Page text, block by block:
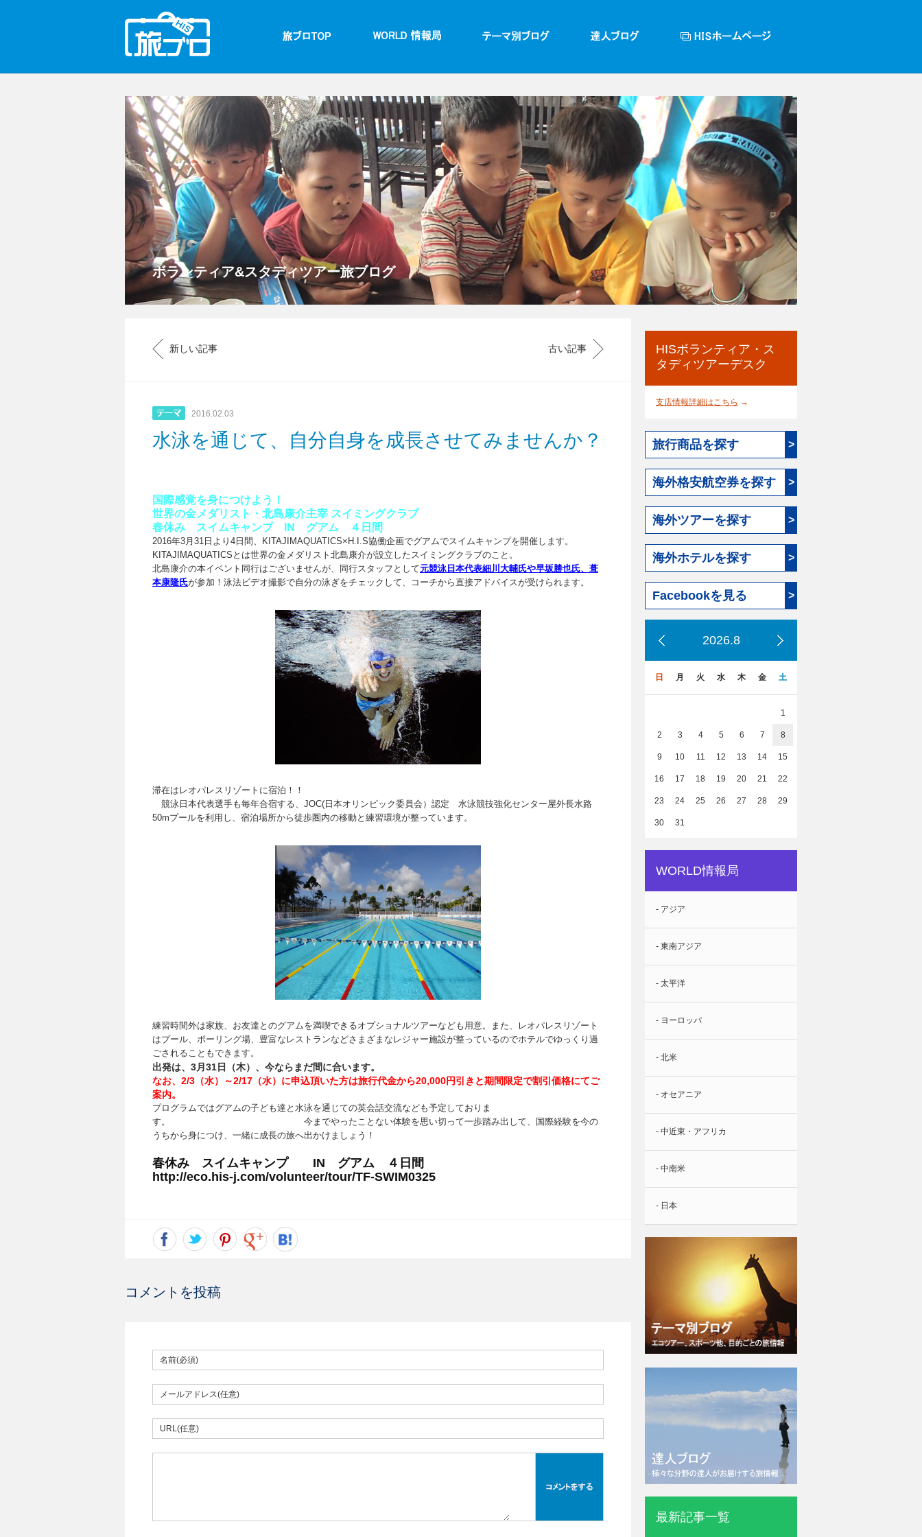
ボランティア&スタディツアー旅ブログ​
新しい記事 古い記事
2016.02.03
水泳を通じて、自分自身を成長させてみませんか？
国際感覚を身につけよう！
世界の金メダリスト・北島康介主宰 スイミングクラブ
春休み スイムキャンプ IN グアム ４日間
2016年3月31日より4日間、 KITAJIMAQUATICS×H.I.S協働企画でグアムでスイムキャンプを開催します。
KITAJIMAQUATICSとは世界の金メダリスト北島康介が設立したスイミングクラブのこと。
北島康介の本イベント同行はございませんが、
同行スタッフとして元競泳日本代表細川大輔氏や早坂勝也氏、葺
本康隆氏が参加！ 泳法ビデオ撮影で自分の泳ぎをチェックして、コーチから直接アドバイスが受けられます。
滞在は レオパレスリゾートに宿泊！！
競泳日本代表選手も毎年合宿する、JOC(日本オリンピック委員会）認定 水泳競技強化センター屋外長水路
50mプールを利用し、宿泊場所から徒歩圏内の移動と練習環境が整っています。
練習時間外は家族、お友達とのグアムを満喫できるオプショナルツアーなども用意。
また、レオパレスリゾート
はプール、ボーリング場、豊富なレストランなどさまざまなレジャー施設が整っているのでホテルでゆっくり過
ごされることもできます。
出発は、3月31日（木）、今ならまだ間に合います。
なお、2/3（水）～2/17（水）に申込頂いた方は旅行代金から20,000円引きと期間限定で割引価格にてご
案内。
プログラムではグアムの子ども達と水泳を通じての英会話交流なども予定しておりま
す。 今までやったことない体験を思い切って一歩踏み出して、国際経験を今の
うちから身につけ、 一緒に成長の旅へ出かけましょう！
春休み スイムキャンプ IN グアム ４日間
http://eco.his-j.com/volunteer/tour/TF-SWIM0325
コメントを投稿
HISボランティア・ス
タディツアーデスク
支店情報詳細はこちら →
旅行商品を探す >
海外格安航空券を探す >
海外ツアーを探す >
海外ホテルを探す >
Facebookを見る >
2026.8
日 月 火 水 木 金 土
1
2 3 4 5 6 7 8
9 10 11 12 13 14 15
16 17 18 19 20 21 22
23 24 25 26 27 28 29
30 31
WORLD情報局
- アジア
- 東南アジア
- 太平洋
- ヨーロッパ
- 北米
- オセアニア
- 中近東・アフリカ
- 中南米
- 日本
最新記事一覧